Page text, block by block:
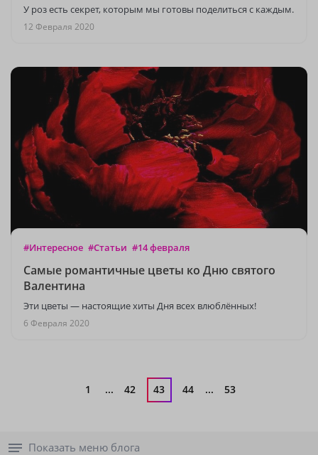
У роз есть секрет, которым мы готовы поделиться с каждым.
12 Февраля 2020
#Интересное #Статьи #14 февраля
Самые романтичные цветы ко Дню святого
Валентина
Эти цветы — настоящие хиты Дня всех влюблённых!
6 Февраля 2020
1 ... 42 43 44 ... 53
Показать меню блога